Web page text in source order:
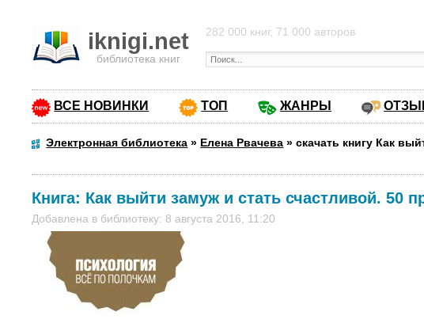
iknigi.net
библиотека книг
282 000 книг, 71 000 авторов
ВСЕ НОВИНКИ ТОП ЖАНРЫ
Электронная библиотека » Елена Рвачева »скачать книгу Как
Книга: Как выйти замуж и стать счастливой. 50
Добавлена в библиотеку: 8 августа 2016, 11:20